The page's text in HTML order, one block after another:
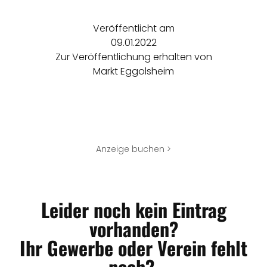
Veröffentlicht am
09.01.2022
Zur Veröffentlichung erhalten von
Markt Eggolsheim
Anzeige buchen >
Leider noch kein Eintrag
vorhanden?
Ihr Gewerbe oder Verein fehlt